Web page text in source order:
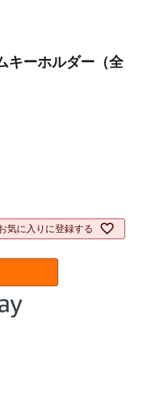
キーホルダー（全
気に入りに登録する